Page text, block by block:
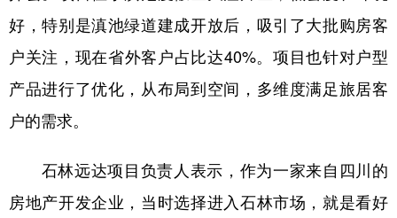
好，特别是滇池绿道建成开放后，吸引了大批购房客
户关注，现在省外客户占比达40%。项目也针对户型
产品进行了优化，从布局到空间，多维度满足旅居客
户的需求。
石林远达项目负责人表示，作为一家来自四川的
房地产开发企业，当时选择进入石林市场，就是看好